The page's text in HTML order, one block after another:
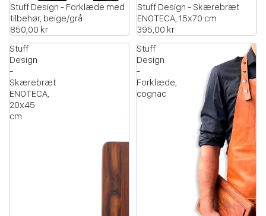
Stuff Design - Forklæde med
tilbehør, beige/grå
850,00 kr
Stuff Design - Skærebræt
ENOTECA, 15x70 cm
395,00 kr
Stuff
Design
-
Skærebræt
ENOTECA,
20x45
cm
Stuff
Design
-
Forklæde,
cognac